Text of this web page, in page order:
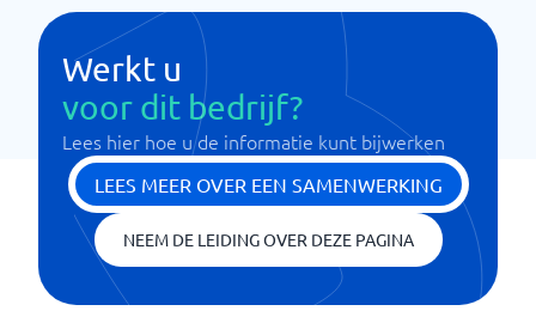
Werkt u
voor dit bedrijf?
Lees hier hoe u de informatie kunt bijwerken
LEES MEER OVER EEN SAMENWERKING
NEEM DE LEIDING OVER DEZE PAGINA